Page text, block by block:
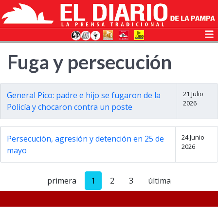
Fuga y persecución
General Pico: padre e hijo se fugaron de la
Policía y chocaron contra un poste
21 Julio
2026
Persecución, agresión y detención en 25 de
mayo
24 Junio
2026
primera 1 2 3 última